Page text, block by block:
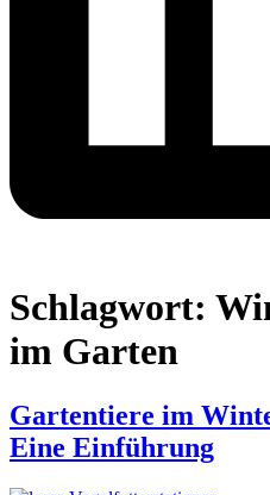
Schlagwort:
im Garten
Gartentiere im
Eine Einführung